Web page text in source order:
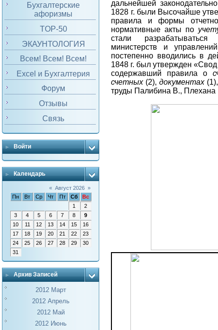
Бухгалтерские
афоризмы
TOP-50
ЭКАУНТОЛОГИЯ
Всем! Всем! Всем!
Excel и Бухгалтерия
Форум
Отзывы
Связь
Войти
Календарь
« Август 2026 »
Пн
Вт Ср Чт Пт Сб
Вс
1
2
3
4 5 6 7 8
9
10
11 12 13 14 15
16
17
18 19 20 21 22
23
24
25 26 27 28 29
30
31
Архив Записей
2012 Март
2012 Апрель
2012 Май
2012 Июнь
дальнейшей
1828 г. были Высочайше
правила и формы
нормативные акты по
стали
министерств и
постепенно вводились в
1848 г. был утвержден
содержавший правила о
счетных(2),документах
труды Палибина В.,